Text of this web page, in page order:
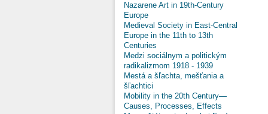
Nazarene Art in 19th-Century
Europe
Medieval Society in East-Central
Europe in the 11th to 13th
Centuries
Medzi sociálnym a politickým
radikalizmom 1918 - 1939
Mestá a šľachta, mešťania a
šľachtici
Mobility in the 20th Century—
Causes, Processes, Effects